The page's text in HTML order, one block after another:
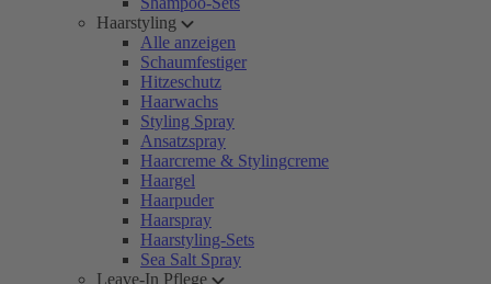
Haarstyling
Alle anzeigen
Schaumfestiger
Hitzeschutz
Haarwachs
Styling Spray
Ansatzspray
Haarcreme & Stylingcreme
Haargel
Haarpuder
Haarspray
Haarstyling-Sets
Sea Salt Spray
Leave-In Pflege